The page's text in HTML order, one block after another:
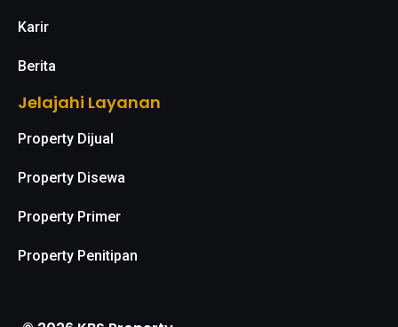
Karir
Berita
Jelajahi Layanan
Property Dijual
Property Disewa
Property Primer
Property Penitipan